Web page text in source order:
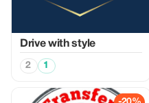
Drive with style
2 1